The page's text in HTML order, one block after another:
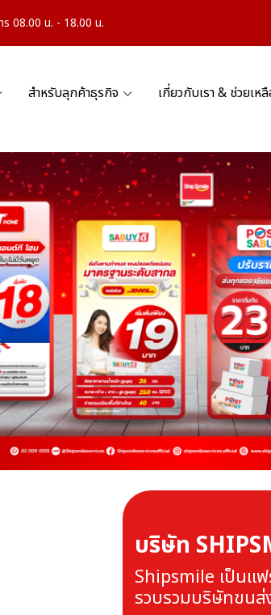
08.00 น. - 18.00 น.
สำหรับลุกค้าธุรกิจ เกี่ยวกับเรา & ช่วยเห
บริษัท
Shipsmile เป็นแ
รวบรวมบริษัทขนส่